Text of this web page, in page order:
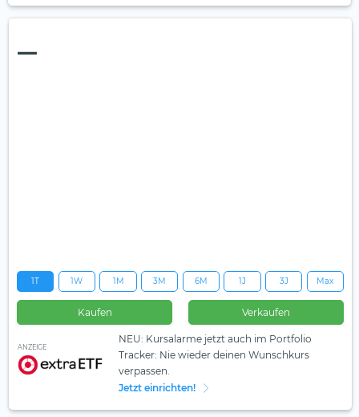
—
1T 1W 1M 3M 6M 1J 3J Max
Kaufen Verkaufen
ANZEIGE
NEU: Kursalarme jetzt auch im Portfolio
Tracker: Nie wieder deinen Wunschkurs
verpassen.
Jetzt einrichten!